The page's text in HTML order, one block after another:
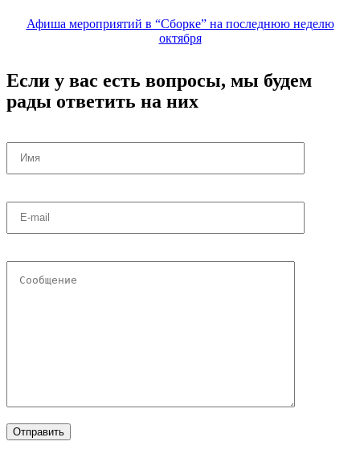
Афиша мероприятий в “Сборке” на последнюю неделю
октября
Если у вас есть вопросы, мы будем
рады ответить на них